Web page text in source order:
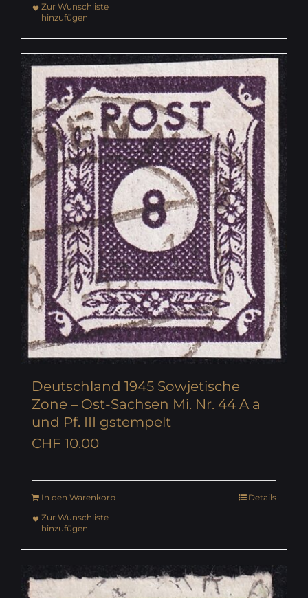
Zur Wunschliste
hinzufügen
Deutschland 1945 Sowjetische
Zone – Ost-Sachsen Mi. Nr. 44 A a
und Pf. III gstempelt
CHF 10.00
In den Warenkorb
Details
Zur Wunschliste
hinzufügen